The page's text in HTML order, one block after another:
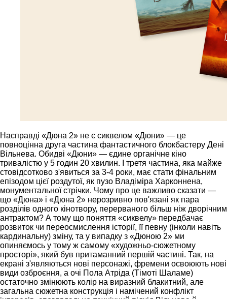
Насправді «Дюна 2» не є сиквелом «Дюни» — це
повноцінна друга частина фантастичного блокбастеру Дені
Вільнева. Обидві «Дюни» — єдине органічне кіно
тривалістю у 5 годин 20 хвилин. І третя частина, яка майже
стовідсотково з'явиться за 3-4 роки, має стати фінальним
епізодом цієї роздутої, як пузо Владіміра Харконнена,
монументальної стрічки. Чому про це важливо сказати —
що «Дюна» і «Дюна 2» нерозривно пов'язані як пара
розділів одного кінотвору, перерваного більш ніж дворічним
антрактом? А тому що поняття «сиквелу» передбачає
розвиток чи переосмислення історії, її певну (інколи навіть
кардинальну) зміну, та у випадку з «Дюною 2» ми
опиняємось у тому ж самому «художньо-сюжетному
просторі», який був притаманний першій частині. Так, на
екрані з'являються нові персонажі, фремени освоюють нові
види озброєння, а очі Пола Атріда (Тімоті Шаламе)
остаточно змінюють колір на виразний блакитний, але
загальна сюжетна конструкція і намічений конфлікт